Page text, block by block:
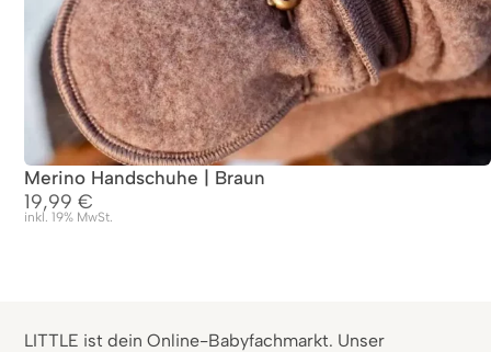
Merino Handschuhe | Braun
19,99€
inkl. 19% MwSt.
LITTLE ist dein Online-Babyfachmarkt. Unser